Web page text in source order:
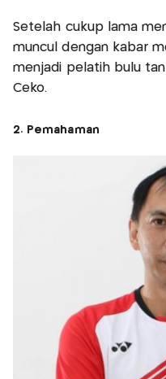
Setelah cukup lama
muncul dengan kabar
menjadi pelatih bulu
Ceko.
2. Pemahaman